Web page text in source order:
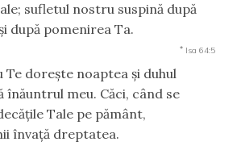
sufletul nostru suspină după
după pomenirea Ta.
* Isa 64:5
Te doreşte noaptea şi duhul
înăuntrul meu. Căci, când se
Tale pe pământ,
învaţă dreptatea.